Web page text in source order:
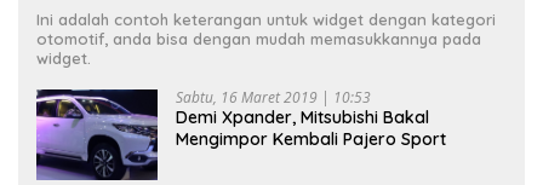
Ini adalah contoh keterangan untuk widget dengan kategori
otomotif, anda bisa dengan mudah memasukkannya pada
widget.
Sabtu, 16 Maret 2019 | 10:53
Demi Xpander, Mitsubishi Bakal
Mengimpor Kembali Pajero Sport